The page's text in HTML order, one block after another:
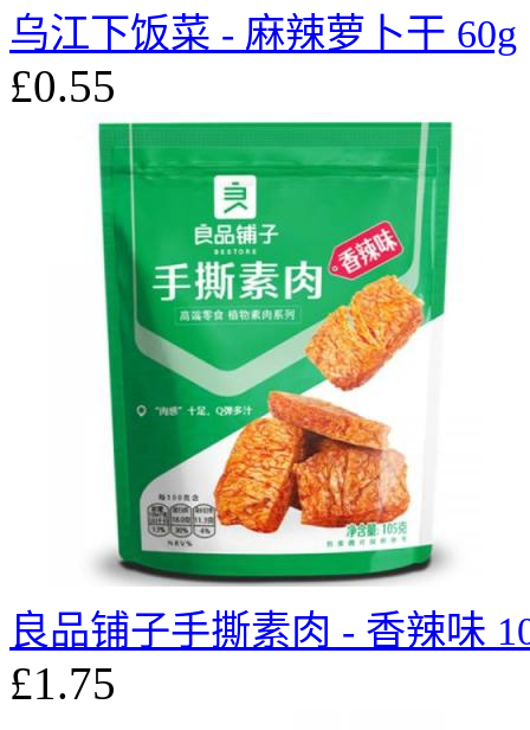
乌江下饭菜 - 麻辣萝卜干 60g
£0.55
良品铺子手撕素肉 - 香辣味
£1.75